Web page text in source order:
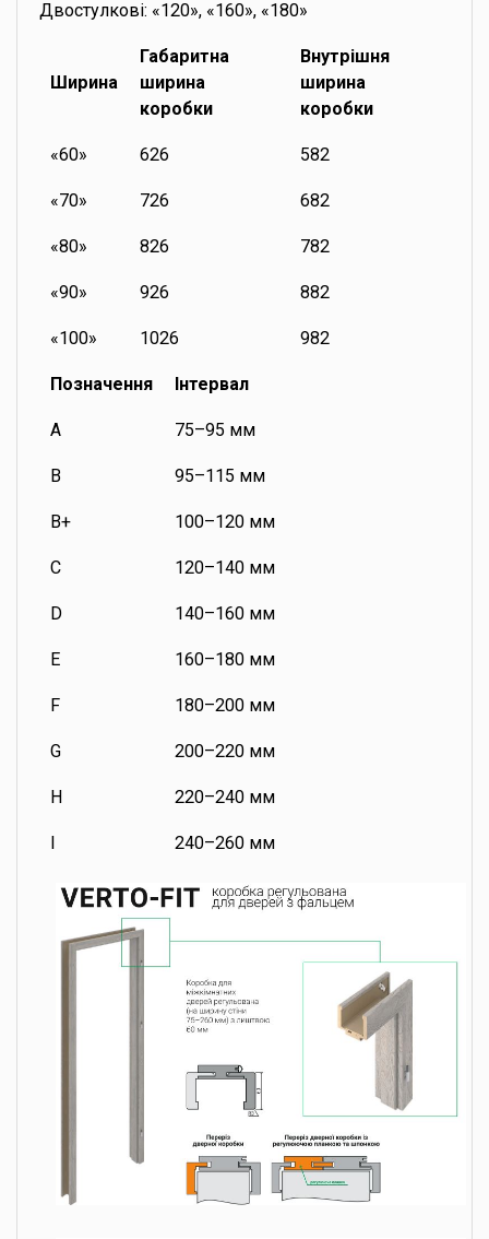
Двостулкові: «120», «160», «180»
Ширина
Габаритна
ширина
коробки
Внутрішня
ширина
коробки
«60» 626 582
«70» 726 682
«80» 826 782
«90» 926 882
«100» 1026 982
Позначення Інтервал
A 75–95 мм
B 95–115 мм
B+ 100–120 мм
C 120–140 мм
D 140–160 мм
E 160–180 мм
F 180–200 мм
G 200–220 мм
H 220–240 мм
I 240–260 мм